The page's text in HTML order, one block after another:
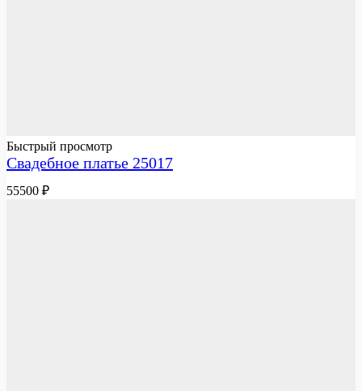
Быстрый просмотр
Свадебное платье 25017
55500 ₽